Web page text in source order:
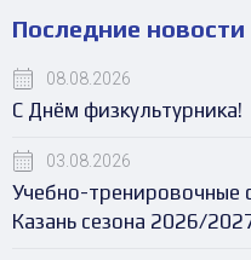
Последние новости
08.08.2026
С Днём физкультурника!
03.08.2026
Учебно-тренировочные
Казань сезона 2026/